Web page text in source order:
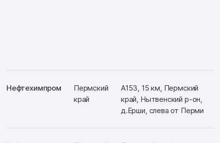
Нефтехимпром
Пермский
край
А153, 15 км, Пермский
край, Нытвенский р-он,
д.Ерши, слева от Перми